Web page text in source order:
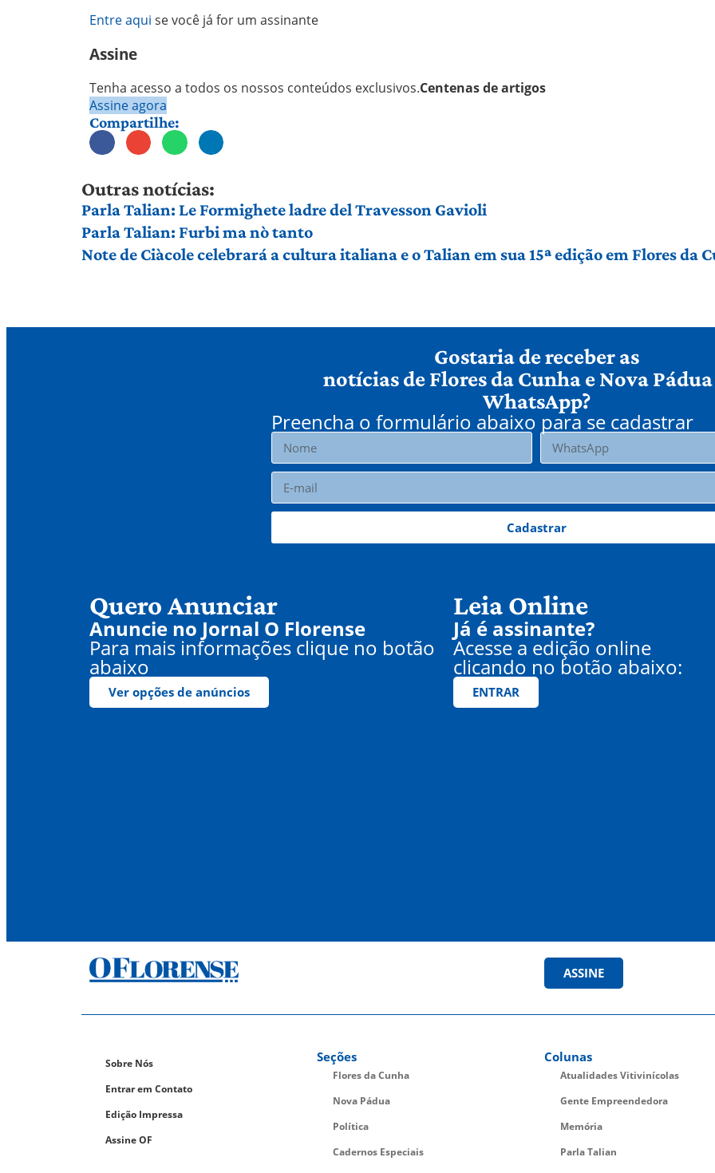
Entre aqui se você já for um assinante
Assine
Tenha acesso a todos os nossos conteúdos exclusivos.Centenas de artigos
Assine agora
Compartilhe:
Outras notícias:
Parla Talian: Le Formighete ladre del Travesson Gavioli
Parla Talian: Furbi ma nò tanto
Note de Ciàcole celebrará a cultura italiana e o Talian em sua 15ª edição em Flores da
Gostaria de receber as
notícias de Flores da Cunha e Nova
WhatsApp?
Preencha o formulário abaixo para se cadastrar
Cadastrar
Quero Anunciar
Anuncie no Jornal O Florense
Para mais informações clique no botão
abaixo
Ver opções de anúncios
Leia Online
Já é assinante?
Acesse a edição online
clicando no botão abaixo:
ENTRAR
ASSINE
Sobre Nós
Entrar em Contato
Edição Impressa
Assine OF
Seções
Flores da Cunha
Nova Pádua
Política
Cadernos Especiais
Colunas
Atualidades Vitivinícolas
Gente Empreendedora
Memória
Parla Talian